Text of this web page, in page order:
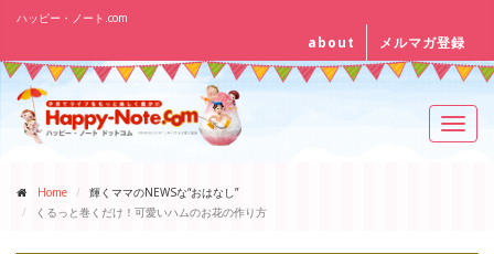
ハッピー・ノート.com
about メルマガ登録
Home
輝くママのNEWSな“おはなし”
くるっと巻くだけ！可愛いハムのお花の作り方